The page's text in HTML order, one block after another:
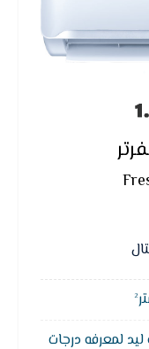
لمعرفه درجات